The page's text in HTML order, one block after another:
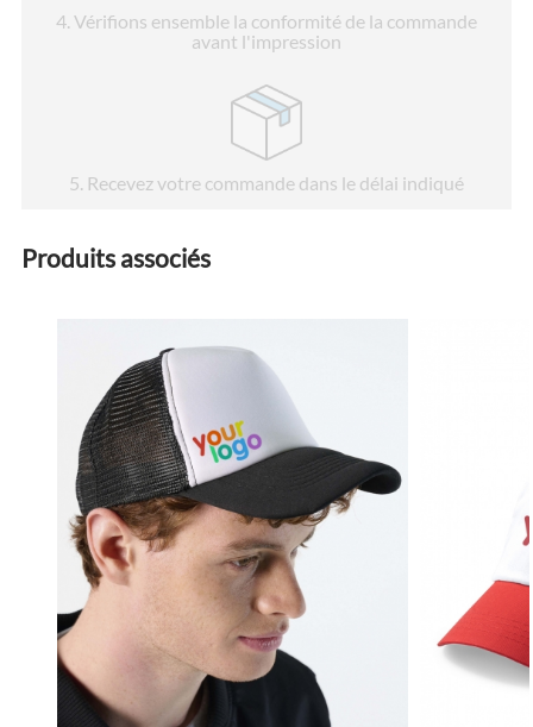
4. Vérifions ensemble la conformité de la commande
avant l'impression
5 . Recevez votre commande dans le délai indiqué
Produits associés